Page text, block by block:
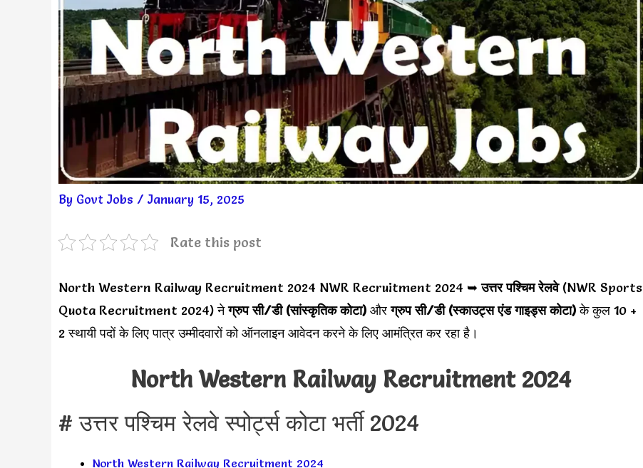
By Govt Jobs / January 15, 2025
Rate this post
North Western Railway Recruitment 2024 NWR Recruitment 2024 ➥उत्तर पश्चिम रेलवे(NWR Sports
Quota Recruitment 2024) नेग्रुप सी/डी (सांस्कृतिक कोटा) औरग्रुप सी/डी (स्काउट्स एंड गाइड्स कोटा)के कुल 10 +
2 स्थायी पदों के लिए पात्र उम्मीदवारों को ऑनलाइन आवेदन करने के लिए आमंत्रित कर रहा है।
North Western Railway Recruitment 2024
# उत्तर पश्चिम रेलवे स्पोर्ट्स कोटा भर्ती 2024
North Western Railway Recruitment 2024